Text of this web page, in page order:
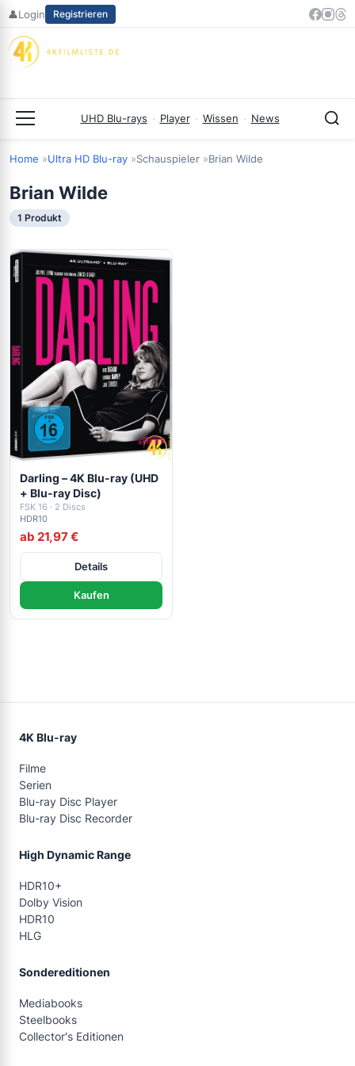
Zum
springen
👤Login Registrieren
UHD Blu-rays · Player · Wissen · News
Home Ultra HD Blu-ray Schauspieler Brian Wilde
Brian Wilde
1 Produkt
Darling – 4K Blu-ray (UHD
+ Blu-ray Disc)
FSK 16 · 2 Discs
HDR10
ab 21,97 €
Details
Kaufen
4K Blu-ray
Filme
Serien
Blu-ray Disc Player
Blu-ray Disc Recorder
High Dynamic Range
HDR10+
Dolby Vision
HDR10
HLG
Sondereditionen
Mediabooks
Steelbooks
Collector's Editionen